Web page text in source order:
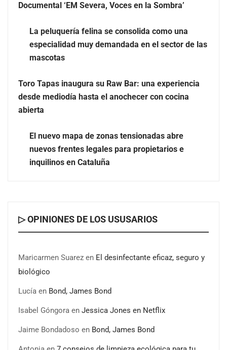
Más allá de la crema solar: la importancia de revisar
manchas y lunares
impermeabilización de las viviendas antes de las
vacaciones
Documental ‘EM Severa, Voces en la Sombra’
La peluquería felina se consolida como una
especialidad muy demandada en el sector de las
mascotas
Toro Tapas inaugura su Raw Bar: una experiencia
desde mediodía hasta el anochecer con cocina
abierta
El nuevo mapa de zonas tensionadas abre
nuevos frentes legales para propietarios e
inquilinos en Cataluña
▷ OPINIONES DE LOS USUSARIOS
Maricarmen Suarez en El desinfectante eficaz, seguro y
biológico
Lucía en Bond, James Bond
Isabel Góngora en Jessica Jones en Netflix
Jaime Bondadoso en Bond, James Bond